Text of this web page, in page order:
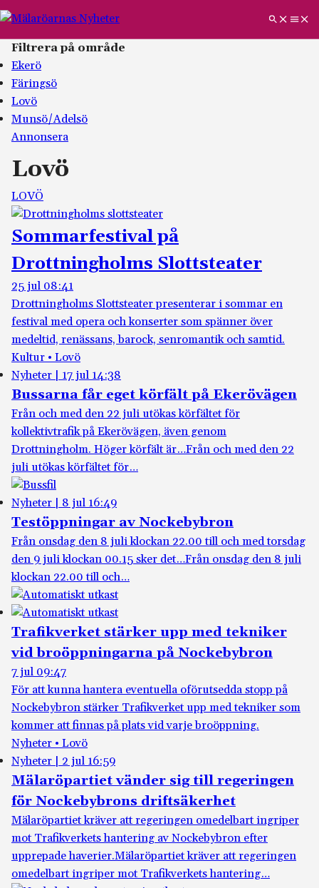
Filtrera på område
Ekerö
Färingsö
Lovö
Munsö/Adelsö
Annonsera
Lovö
LOVÖ
Sommarfestival på
Drottningholms Slottsteater
25 jul 08:41
Drottningholms Slottsteater presenterar i sommar en
festival med opera och konserter som spänner över
medeltid, renässans, barock, senromantik och samtid.
Kultur • Lovö
Nyheter
17 jul 14:38
Bussarna får eget körfält på Ekerövägen
Från och med den 22 juli utökas körfältet för
kollektivtrafik på Ekerövägen, även genom
Drottningholm. Höger körfält är…Från och med den 22
juli utökas körfältet för…
Nyheter 8 jul 16:49
Testöppningar av Nockebybron
Från onsdag den 8 juli klockan 22.00 till och med torsdag
den 9 juli klockan 00.15 sker det…Från onsdag den 8 juli
klockan 22.00 till och…
Trafikverket stärker upp med tekniker
vid broöppningarna på Nockebybron
7 jul 09:47
För att kunna hantera eventuella oförutsedda stopp på
Nockebybron stärker Trafikverket upp med tekniker som
kommer att finnas på plats vid varje broöppning.
Nyheter • Lovö
Nyheter
2 jul 16:59
Mälaröpartiet vänder sig till regeringen
för Nockebybrons driftsäkerhet
Mälaröpartiet kräver att regeringen omedelbart ingriper
mot Trafikverkets hantering av Nockebybron efter
upprepade haverier.Mälaröpartiet kräver att regeringen
omedelbart ingriper mot Trafikverkets hantering…